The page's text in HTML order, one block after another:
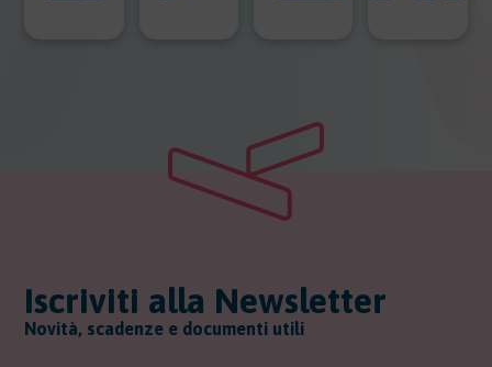
Iscriviti alla Newsletter
Novità, scadenze e documenti utili